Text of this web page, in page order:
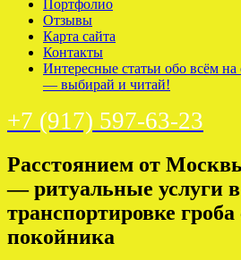
Портфолио
Отзывы
Карта сайта
Контакты
Интересные статьи обо всём на
— выбирай и читай!
+7 (917) 597-63-23
Расстоянием от
— ритуальные услуги в
транспортировке гроба
покойника